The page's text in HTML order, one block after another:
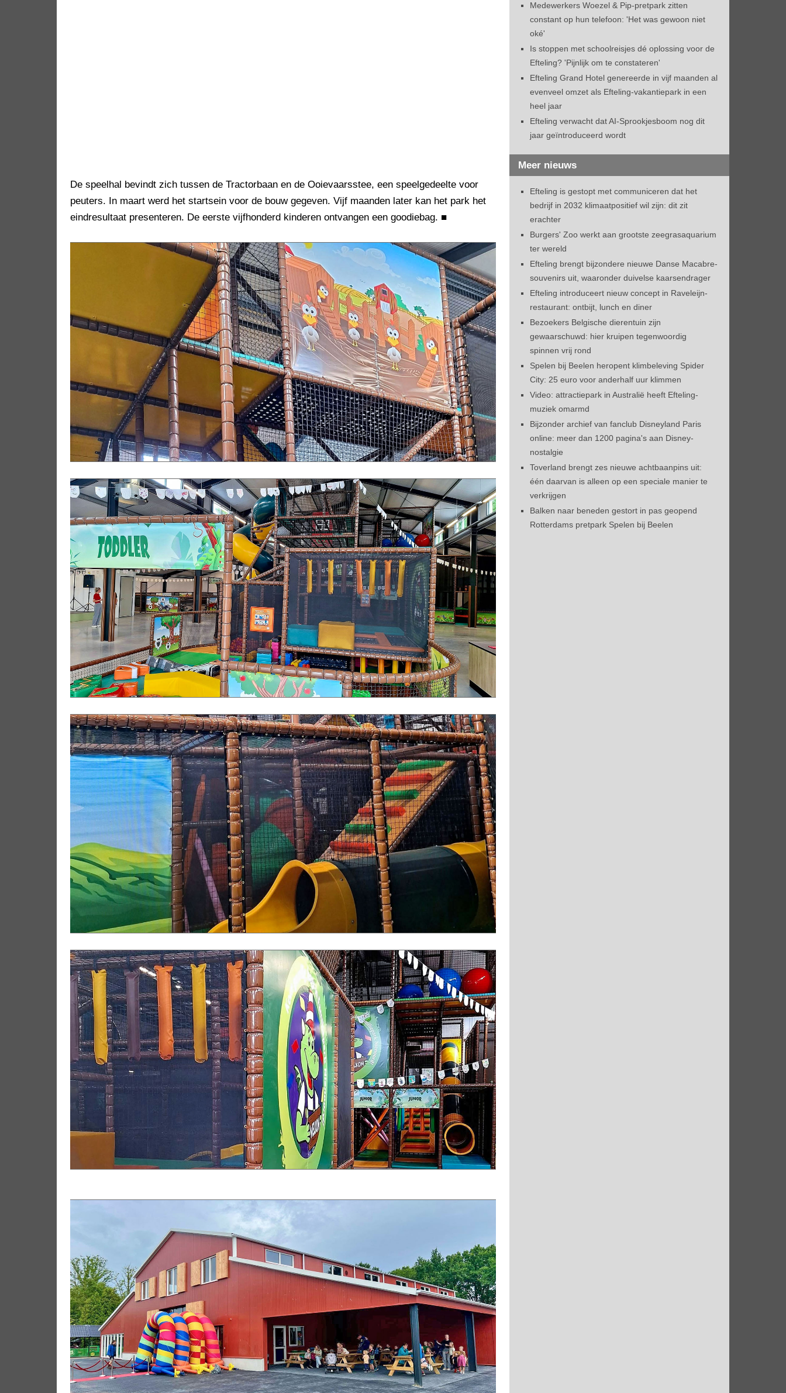
De speelhal bevindt zich tussen de Tractorbaan en de Ooievaarsstee, een speelgedeelte voor
peuters. In maart werd het startsein voor de bouw gegeven. Vijf maanden later kan het park het
eindresultaat presenteren. De eerste vijfhonderd kinderen ontvangen een goodiebag. ■
Medewerkers Woezel & Pip-pretpark zitten
constant op hun telefoon: 'Het was gewoon niet
oké'
Is stoppen met schoolreisjes dé oplossing voor de
Efteling? 'Pijnlijk om te constateren'
Efteling Grand Hotel genereerde in vijf maanden al
evenveel omzet als Efteling-vakantiepark in een
heel jaar
Efteling verwacht dat AI-Sprookjesboom nog dit
jaar geïntroduceerd wordt
Meer nieuws
Efteling is gestopt met communiceren dat het
bedrijf in 2032 klimaatpositief wil zijn: dit zit
erachter
Burgers' Zoo werkt aan grootste zeegrasaquarium
ter wereld
Efteling brengt bijzondere nieuwe Danse Macabre-
souvenirs uit, waaronder duivelse kaarsendrager
Efteling introduceert nieuw concept in Raveleijn-
restaurant: ontbijt, lunch en diner
Bezoekers Belgische dierentuin zijn
gewaarschuwd: hier kruipen tegenwoordig
spinnen vrij rond
Spelen bij Beelen heropent klimbeleving Spider
City: 25 euro voor anderhalf uur klimmen
Video: attractiepark in Australië heeft Efteling-
muziek omarmd
Bijzonder archief van fanclub Disneyland Paris
online: meer dan 1200 pagina's aan Disney-
nostalgie
Toverland brengt zes nieuwe achtbaanpins uit:
één daarvan is alleen op een speciale manier te
verkrijgen
Balken naar beneden gestort in pas geopend
Rotterdams pretpark Spelen bij Beelen